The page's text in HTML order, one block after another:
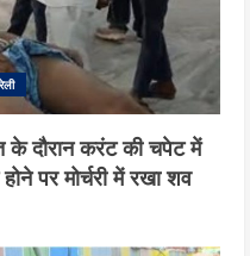
के दौरान करंट की चपेट में
पर मोर्चरी में रखा शव